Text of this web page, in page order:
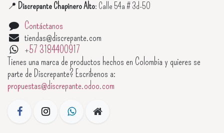
📍 Discrepante Chapinero Alto: Calle 54a # 3d-50
Contáctanos
tiendas@discrepante.com
+57 3184400917
Tienes una marca de productos hechos en Colombia y quieres se
parte de Discrepante? Escríbenos a:
propuestas@discrepante.odoo.com